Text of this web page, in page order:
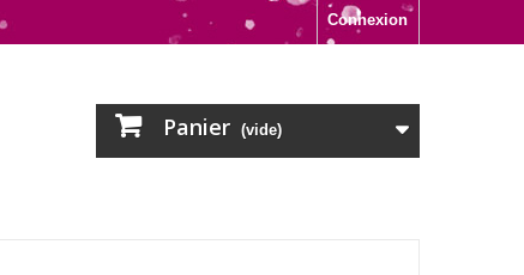
Connexion
Panier (vide)